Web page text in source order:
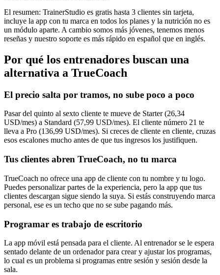
El resumen: TrainerStudio es gratis hasta 3 clientes sin tarjeta,
incluye la app con tu marca en todos los planes y la nutrición no es
un módulo aparte. A cambio somos más jóvenes, tenemos menos
reseñas y nuestro soporte es más rápido en español que en inglés.
Por qué los entrenadores buscan una
alternativa a TrueCoach
El precio salta por tramos, no sube poco a poco
Pasar del quinto al sexto cliente te mueve de Starter (26,34
USD/mes) a Standard (57,99 USD/mes). El cliente número 21 te
lleva a Pro (136,99 USD/mes). Si creces de cliente en cliente, cruzas
esos escalones mucho antes de que tus ingresos los justifiquen.
Tus clientes abren TrueCoach, no tu marca
TrueCoach no ofrece una app de cliente con tu nombre y tu logo.
Puedes personalizar partes de la experiencia, pero la app que tus
clientes descargan sigue siendo la suya. Si estás construyendo marca
personal, ese es un techo que no se sube pagando más.
Programar es trabajo de escritorio
La app móvil está pensada para el cliente. Al entrenador se le espera
sentado delante de un ordenador para crear y ajustar los programas,
lo cual es un problema si programas entre sesión y sesión desde la
sala.